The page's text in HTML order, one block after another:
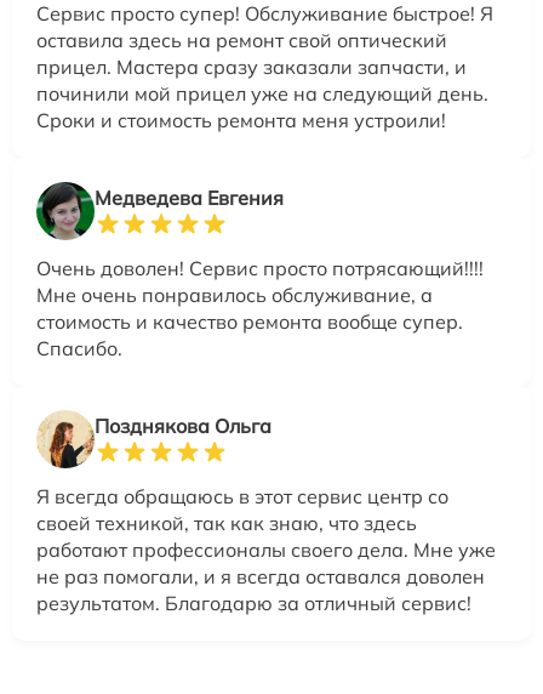
Сервис просто супер! Обслуживание быстрое! Я
оставила здесь на ремонт свой оптический
прицел. Мастера сразу заказали запчасти, и
починили мой прицел уже на следующий день.
Сроки и стоимость ремонта меня устроили!
Медведева Евгения
Очень доволен! Сервис просто потрясающий!!!!
Мне очень понравилось обслуживание, а
стоимость и качество ремонта вообще супер.
Спасибо.
Позднякова Ольга
Я всегда обращаюсь в этот сервис центр со
своей техникой, так как знаю, что здесь
работают профессионалы своего дела. Мне уже
не раз помогали, и я всегда оставался доволен
результатом. Благодарю за отличный сервис!